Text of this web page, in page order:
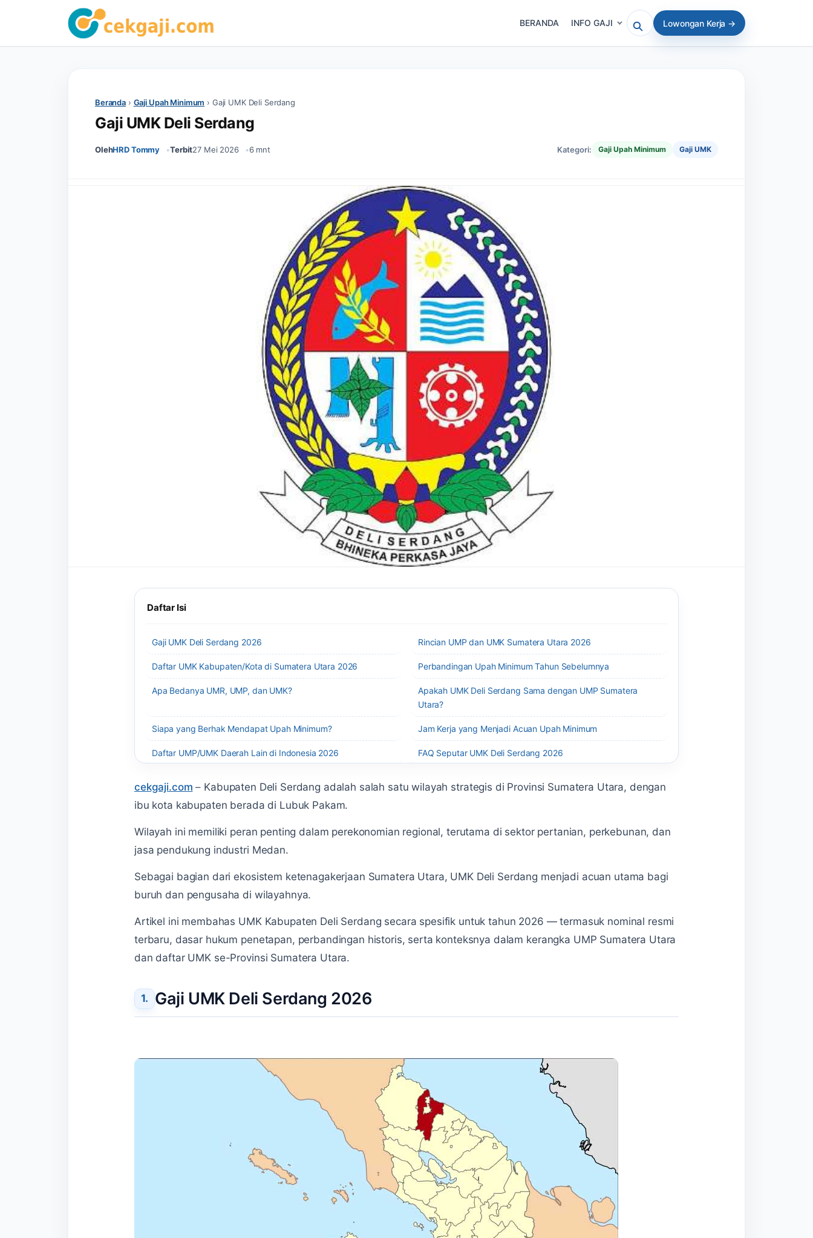
BERANDA INFO GAJI
Cari artikel atau lowongan
Lowongan Kerja →
Beranda › Gaji Upah Minimum › Gaji UMK Deli Serdang
Gaji UMK Deli Serdang
OlehHRD Tommy Terbit27 Mei 2026 6 mnt Kategori: Gaji Upah Minimum Gaji UMK
Daftar Isi
Gaji UMK Deli Serdang 2026 Rincian UMP dan UMK Sumatera Utara 2026
Daftar UMK Kabupaten/Kota di Sumatera Utara 2026 Perbandingan Upah Minimum Tahun Sebelumnya
Apa Bedanya UMR, UMP, dan UMK?
Apakah UMK Deli Serdang Sama dengan UMP Sumatera
Utara?
Siapa yang Berhak Mendapat Upah Minimum? Jam Kerja yang Menjadi Acuan Upah Minimum
Daftar UMP/UMK Daerah Lain di Indonesia 2026 FAQ Seputar UMK Deli Serdang 2026
cekgaji.com – Kabupaten Deli Serdang adalah salah satu wilayah strategis di Provinsi Sumatera Utara, dengan
ibu kota kabupaten berada di Lubuk Pakam.
Wilayah ini memiliki peran penting dalam perekonomian regional, terutama di sektor pertanian, perkebunan, dan
jasa pendukung industri Medan.
Sebagai bagian dari ekosistem ketenagakerjaan Sumatera Utara, UMK Deli Serdang menjadi acuan utama bagi
buruh dan pengusaha di wilayahnya.
Artikel ini membahas UMK Kabupaten Deli Serdang secara spesifik untuk tahun 2026 — termasuk nominal resmi
terbaru, dasar hukum penetapan, perbandingan historis, serta konteksnya dalam kerangka UMP Sumatera Utara
dan daftar UMK se-Provinsi Sumatera Utara.
Gaji UMK Deli Serdang 2026